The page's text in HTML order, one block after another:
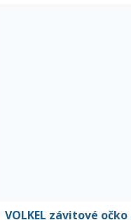
VOLKEL závitové očko